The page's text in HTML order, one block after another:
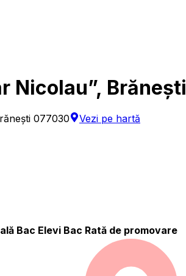
Nicolau”, Brănești
077030
Vezi pe hartă
Bac Elevi Bac Rată de promovare